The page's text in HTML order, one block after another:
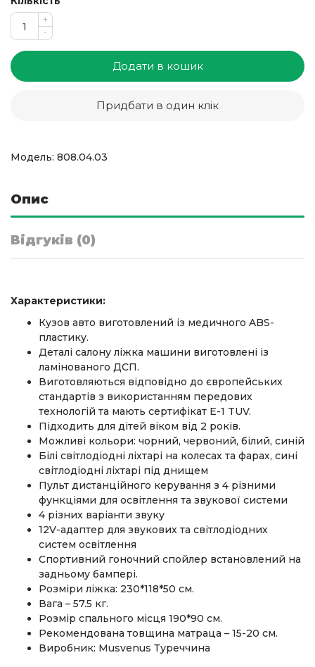
+
-
Додати в кошик
Придбати в один клік
Модель: 808.04.03
Опис
Відгуків (0)
Характеристики:
Кузов авто виготовлений із медичного ABS-
пластику.
Деталі салону ліжка машини виготовлені із
ламінованого ДСП.
Виготовляються відповідно до європейських
стандартів з використанням передових
технологій та мають сертифікат E-1 TUV.
Підходить для дітей віком від 2 років.
Можливі кольори: чорний, червоний, білий, синій
Білі світлодіодні ліхтарі на колесах та фарах, сині
світлодіодні ліхтарі під днищем
Пульт дистанційного керування з 4 різними
функціями для освітлення та звукової системи
4 різних варіанти звуку
12V-адаптер для звукових та світлодіодних
систем освітлення
Спортивний гоночний спойлер встановлений на
задньому бампері.
Розміри ліжка: 230*118*50 см.
Вага – 57.5 кг.
Розмір спального місця 190*90 см.
Рекомендована товщина матраца – 15-20 см.
Виробник: Musvenus Туреччина